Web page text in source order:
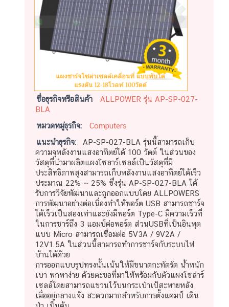
ชื่อธุรกิจหรือสินค้า
ALLPOWER รุ่น AP-SP-027-
BLA
หมวดหมู่ธุรกิจ:
Computers
แนะนำธุรกิจ:
AP-SP-027-BLA รุ่นนี้สามารถเก็บ
ความจุพลังงานแสงอาทิตย์ได้ 100 วัตต์ ในส่วนของ
วัสดุที่นำมาผลิตแผงโซลาร์เซลล์เป็นวัสดุที่มี
ประสิทธิภาพสูงสามารถเก็บพลังงานแสงอาทิตย์ได้เร็ว
ประมาณ 22% ~ 25% ซึ่งรุ่น AP-SP-027-BLA ได้
รับการวิจัยพัฒนาและถูกออกแบบโดย ALLPOWERS
การพัฒนาอย่างต่อเนื่องทำให้พอร์ต USB สามารถชาร์จ
ได้เร็วเป็นสองเท่าและยังมีพอร์ต Type-C มีความเร็วที่
ในการชาร์ถึง 3 แอมป์ต่อพอร์ต ส่วนUSBที่เป็นอินพุต
แบบ Micro สามารถเชื่อมต่อ 5V3A / 9V2A /
12V1.5A ในส่วนนี้สามารถทำการชาร์จกับระบบไฟ
บ้านได้ด้วย
การออกแบบรูปทรงนั้นเน้นให้มีขนาดกะทัดรัด น้ำหนัก
เบา พกพาง่าย ด้วยตะขอที่มาให้พร้อมกับตัวแผงโซล่าร์
เซลล์โดยสามารถแขวนไว้บนกระเป๋าเป้สะพายหลัง
เมื่ออยู่กลางแจ้ง สะดวกมากสำหรับการตั้งแคมป์ เดิน